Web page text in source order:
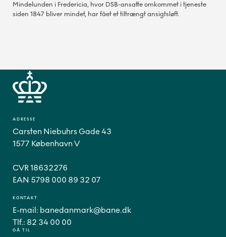
Mindelunden i Fredericia, hvor DSB-ansatte omkommet i tjeneste
siden 1847 bliver mindet, har fået et tiltrængt ansigtsløft.
GÅ TIL
ADRESSE
Carsten Niebuhrs Gade 43
1577 København V
CVR 18632276
EAN 5798 000 89 32 07
KONTAKT
E-mail: banedanmark@bane.dk
Tlf.: 82 34 00 00